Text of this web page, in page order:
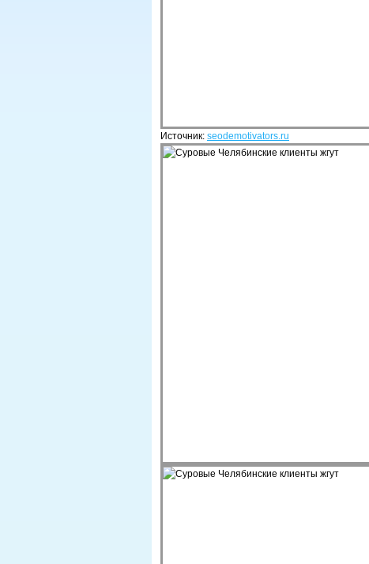
Источник: seodemotivators.ru